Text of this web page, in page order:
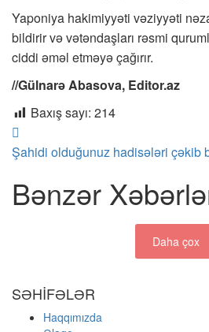
Yaponiya hakimiyyəti vəziyyəti
bildirir və vətəndaşları rəsmi
ciddi əməl etməyə çağırır.
//Gülnarə Abasova, Editor.az
Baxış sayı: 214
Şahidi olduğunuz hadisələri çəkib
Bənzər
Daha çox
SƏHİFƏLƏR
Haqqımızda